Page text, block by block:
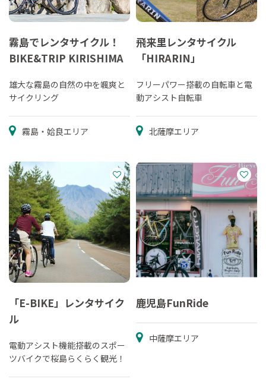
霧島でレンタサイクル！
BIKE&TRIP KIRISHIMA
雄大な霧島の自然の中を颯爽と
サイクリング
霧島・姶良エリア
飛来里レンタサイクル
「HIRARIN」
フリーパワー搭載の自転車と電
動アシスト自転車
北薩摩エリア
「E-BIKE」レンタサイク
ル
電動アシスト機能搭載のスポー
ツバイクで桜島らくらく観光！
鹿児島FunRide
中薩摩エリア